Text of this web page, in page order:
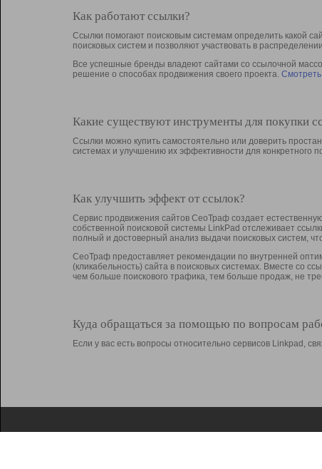
Как работают ссылки?
Ссылки помогают поисковым системам определить какой
поисковых систем и позволяют участвовать в
Все успешные бренды владеют сайтами со ссылочной
решение о способах продвижения своего проекта. Смотреть
Какие существуют инструменты для покупки
Ссылки можно купить самостоятельно или доверить
системах и улучшению их эффективности для конкретного
Как улучшить эффект от ссылок?
Сервис продвижения сайтов СеоТраф создает
собственной поисковой системы LinkPad отслеживает
полный и достоверный анализ выдачи поисковых систем,
СеоТраф предоставляет рекомендации по внутренней
(кликабельность) сайта в поисковых системах. Вместе со
чем больше поискового трафика, тем больше продаж, не
Куда обращаться за помощью по вопросам
Если у вас есть вопросы относительно сервисов Linkpad,